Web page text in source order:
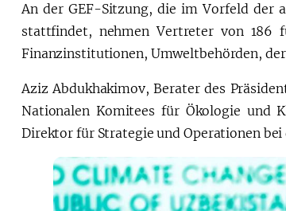
Азия -
An der GEF-Sitzung, die im Vorfeld der
stattfindet, nehmen Vertreter von 186
Finanzinstitutionen, Umweltbehörden,
Aziz Abdukhakimov, Berater des
Nationalen Komitees für Ökologie und
Direktor für Strategie und Operationen